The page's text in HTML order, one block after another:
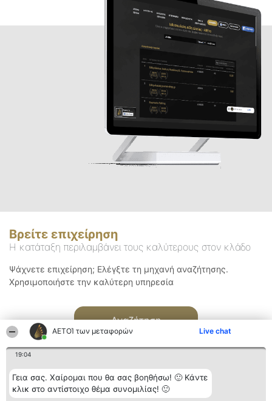
ΑΕΤΟΊ των μεταφορών Live chat
19:04
Γεια σας. Χαίρομαι που θα σας βοηθήσω! 🙂 Κάντε
κλικ στο αντίστοιχο θέμα συνομιλίας! 🙂
Βρείτε επιχείρηση
Η κατάταξη περιλαμβάνει τους καλύτερους στον κλάδο
Ψάχνετε επιχείρηση; Ελέγξτε τη μηχανή αναζήτησης.
Χρησιμοποιήστε την καλύτερη υπηρεσία
Αναζήτηση